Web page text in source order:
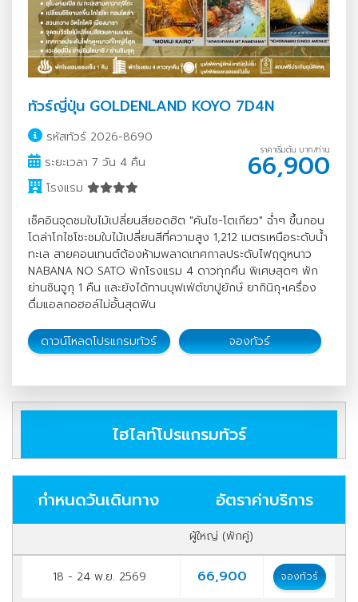
ทัวร์ญี่ปุ่น GOLDENLAND KOYO 7D4N
รหัสทัวร์ 2026-8690
ระยะเวลา 7 วัน 4 คืน
โรงแรม
ราคาเริ่มต้น บาท/ท่าน
66,900
เช็คอินจุดชมใบไม้เปลี่ยนสียอดฮิต "คันไซ-โตเกียว" ฉ่ำๆ ขึ้นกอน
โดล่าโกไซโชะชมใบไม้เปลี่ยนสีที่ความสูง 1,212 เมตรเหนือระดับน้ำ
ทะเล สายคอนเทนต์ต้องห้ามพลาดเทศกาลประดับไฟฤดูหนาว
NABANA NO SATO พักโรงแรม 4 ดาวทุกคึน พิเศษสุดๆ พัก
ย่านชินจูกุ 1 คืน และยังได้ทานบุฟเฟ่ต์ขาปูยักษ์ ยากินิกุ+เครื่อง
ดื่มแอลกอฮอล์ไม่อั้นสุดฟิน
ดาวน์โหลดโปรแกรมทัวร์ จองทัวร์
ไฮไลท์โปรแกรมทัวร์
กำหนดวันเดินทาง อัตราค่าบริการ
ผู้ใหญ่ (พักคู่)
18 - 24 พ.ย. 2569 66,900 จองทัวร์